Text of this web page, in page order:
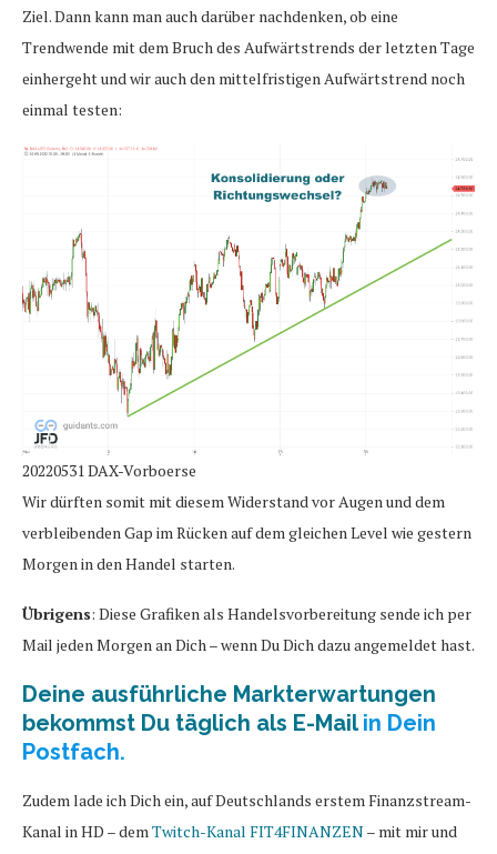
Ziel. Dann kann man auch darüber nachdenken, ob eine
Trendwende mit dem Bruch des Aufwärtstrends der letzten Tage
einhergeht und wir auch den mittelfristigen Aufwärtstrend noch
einmal testen:
20220531 DAX-Vorboerse
Wir dürften somit mit diesem Widerstand vor Augen und dem
verbleibenden Gap im Rücken auf dem gleichen Level wie gestern
Morgen in den Handel starten.
Übrigens: Diese Grafiken als Handelsvorbereitung sende ich per
Mail jeden Morgen an Dich – wenn Du Dich dazu angemeldet hast.
Deine ausführliche Markterwartungen
bekommst Du täglich als E-Mailin Dein
Postfach.
Zudem lade ich Dich ein, auf Deutschlands erstem Finanzstream-
Kanal in HD – demTwitch-Kanal FIT4FINANZEN– mit mir und